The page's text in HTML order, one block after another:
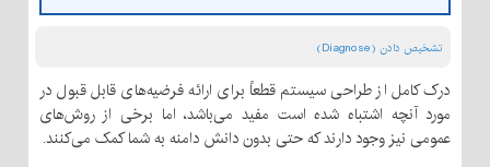
تشخیص دادن (Diagnose)
درک کامل از طراحی سیستم قطعاً برای ارائه فرضیه‌های قابل قبول در
مورد آنچه اشتباه شده است مفید می‌باشد، اما برخی از روش‌های
عمومی نیز وجود دارند که حتی بدون دانش دامنه به شما کمک می‌کنند.